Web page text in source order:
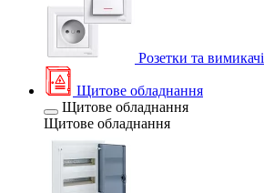
Розетки та вимикачі
Щитове обладнання
Щитове обладнання
Щитове обладнання